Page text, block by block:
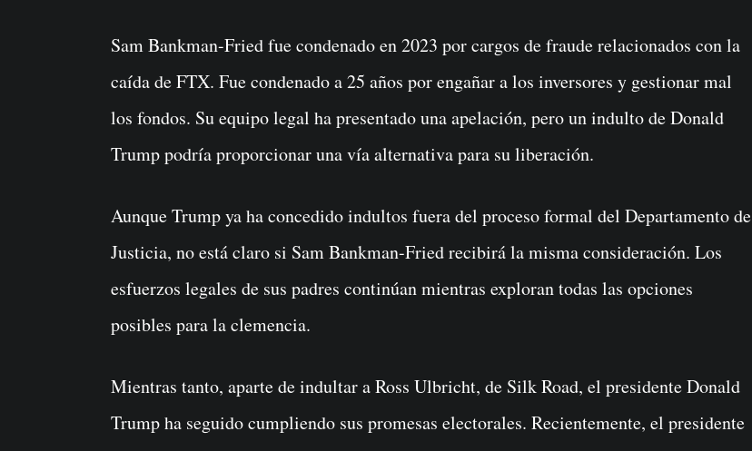
Sam Bankman-Fried fue condenado en 2023 por cargos de fraude relacionados con la
caída de FTX. Fue condenado a 25 años por engañar a los inversores y gestionar mal
los fondos. Su equipo legal ha presentado una apelación, pero un indulto de Donald
Trump podría proporcionar una vía alternativa para su liberación.
Aunque Trump ya ha concedido indultos fuera del proceso formal del Departamento de
Justicia, no está claro si Sam Bankman-Fried recibirá la misma consideración. Los
esfuerzos legales de sus padres continúan mientras exploran todas las opciones
posibles para la clemencia.
Mientras tanto, aparte de indultar a Ross Ulbricht, de Silk Road, el presidente Donald
Trump ha seguido cumpliendo sus promesas electorales. Recientemente, el presidente